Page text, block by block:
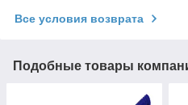
Все условия возврата
Подобные товары